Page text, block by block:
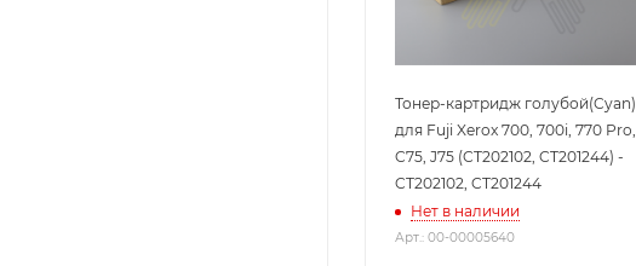
Тонер-картридж голубой(Cyan)
для Fuji Xerox 700, 700i, 770 Pro,
C75, J75 (CT202102, CT201244) -
CT202102, CT201244
Нет в наличии
Арт.: 00-00005640